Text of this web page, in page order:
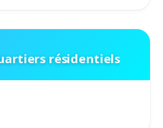
résidentiels